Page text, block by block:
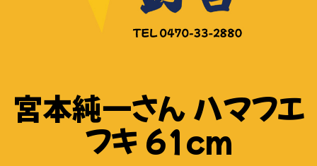
宮本純一さん ハマフエ
フキ 61cm